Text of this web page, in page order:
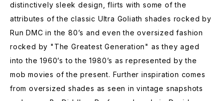
distinctively sleek design, flirts with some of the
attributes of the classic Ultra Goliath shades rocked by
Run DMC in the 80’s and even the oversized fashion
rocked by "The Greatest Generation" as they aged
into the 1960’s to the 1980’s as represented by the
mob movies of the present. Further inspiration comes
from oversized shades as seen in vintage snapshots